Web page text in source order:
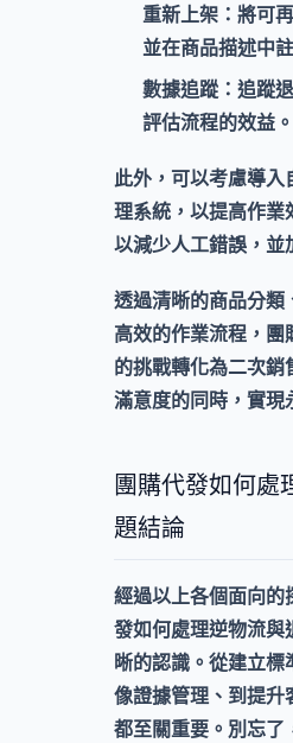
重新上架： 將可
並在商品描述中
數據追蹤： 追蹤
評估流程的效益。
此外，可以考慮導入
理系統 ，以提高作
以減少人工錯誤，並
透過清晰的商品分類
高效的作業流程，
的挑戰轉化為二次銷
滿意度的同時，實現
團購代發如何處
題結論
經過以上各個面向的
發如何處理逆物流與
晰的認識。從建立
像證據管理、到提升
都至關重要。別忘了